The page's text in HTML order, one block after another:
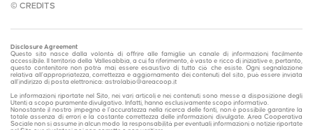
© CREDITS
Disclosure Agreement
Questo sito nasce dalla volontà di offrire alle famiglie un canale di informazioni facilmente
accessibile. Il territorio della Vallesabbia, a cui fa riferimento, è vasto e ricco di iniziative e, pertanto,
questo contenitore non potrà mai essere esaustivo di tutto ciò che esiste. Ogni segnalazione
relativa all'appropriatezza, correttezza e aggiornamento dei contenuti del sito, può essere inviata
all'indirizzo di posta elettronica: astrolabio@areacoop.it
Le informazioni riportate nel Sito, nei vari articoli e nei contenuti sono messe a disposizione degli
Utenti a scopo puramente divulgativo. Infatti, hanno esclusivamente scopo informativo.
Nonostante il nostro impegno e l’accuratezza nella ricerca delle fonti, non è possibile garantire la
totale assenza di errori e la costante correttezza delle informazioni divulgate. Area Cooperativa
Sociale non si assume in alcun modo la responsabilità per eventuali informazioni o notizie riportate